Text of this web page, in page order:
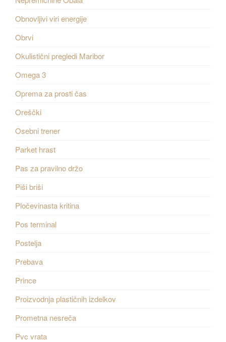
Obnovljivi viri energije
Obrvi
Okulistični pregledi Maribor
Omega 3
Oprema za prosti čas
Oreščki
Osebni trener
Parket hrast
Pas za pravilno držo
Piši briši
Pločevinasta kritina
Pos terminal
Postelja
Prebava
Prince
Proizvodnja plastičnih izdelkov
Prometna nesreča
Pvc vrata